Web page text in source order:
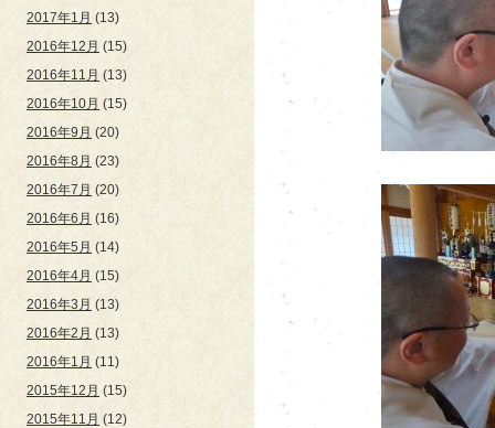
2017年1月 (13)
2016年12月 (15)
2016年11月 (13)
2016年10月 (15)
2016年9月 (20)
2016年8月 (23)
2016年7月 (20)
2016年6月 (16)
2016年5月 (14)
2016年4月 (15)
2016年3月 (13)
2016年2月 (13)
2016年1月 (11)
2015年12月 (15)
2015年11月 (12)